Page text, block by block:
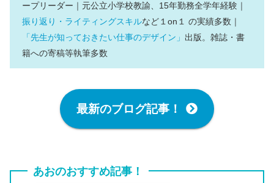
ープリーダー｜元公立小学校教諭、15年勤務全学年経験｜
振り返り・ライティングスキルなど１on１ の実績多数｜
「先生が知っておきたい仕事のデザイン」 出版。雑誌・書
籍への寄稿等執筆多数
最新のブログ記事！
あおのおすすめ記事！